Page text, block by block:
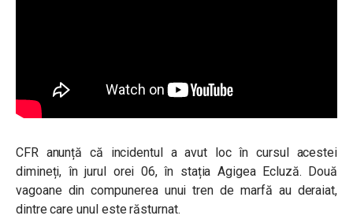
CFR anunță că incidentul a avut loc în cursul acestei
dimineți, în jurul orei 06, în stația Agigea Ecluză. Două
vagoane din compunerea unui tren de marfă au deraiat,
dintre care unul este răsturnat.